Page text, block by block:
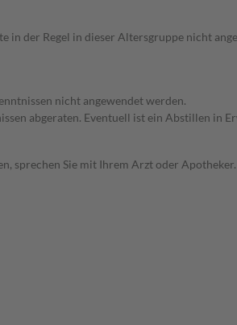
der Regel in dieser Altersgruppe nicht
nicht angewendet werden.
abgeraten. Eventuell ist ein Abstillen in
sprechen Sie mit Ihrem Arzt oder